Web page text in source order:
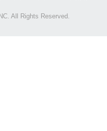
All Rights Reserved.